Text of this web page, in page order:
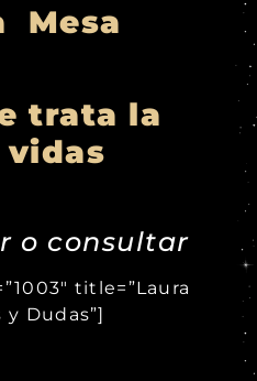
Mesa
trata la
vidas
o consultar
title=”Laura
Dudas”]